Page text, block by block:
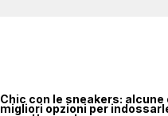
Chic con le sneakers: alcune
migliori opzioni per